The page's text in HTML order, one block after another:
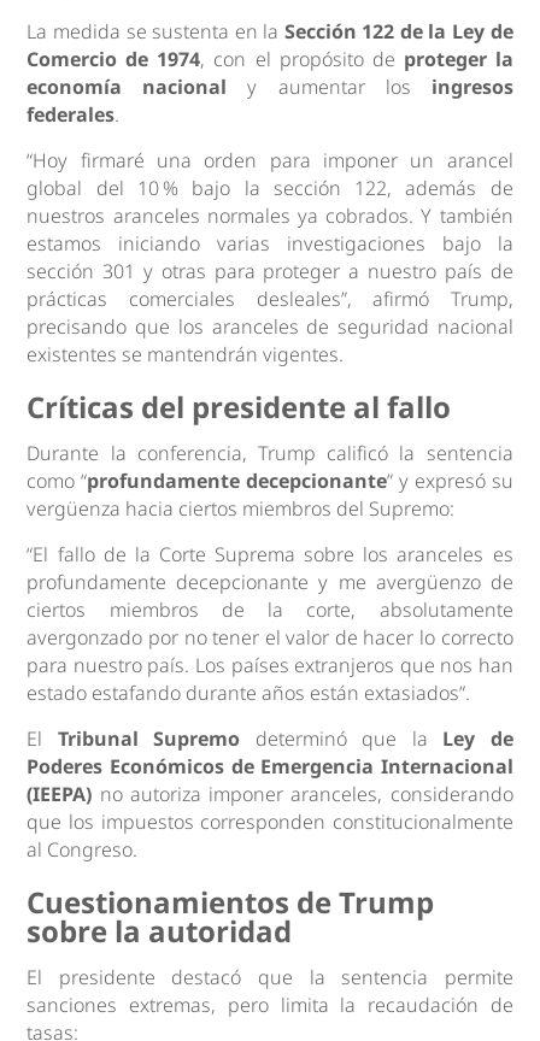
La medida se sustenta en la Sección 122 de la Ley de
Comercio de 1974, con el propósito de proteger la
economía nacional y aumentar los ingresos
federales.
“Hoy firmaré una orden para imponer un arancel
global del 10 % bajo la sección 122, además de
nuestros aranceles normales ya cobrados. Y también
estamos iniciando varias investigaciones bajo la
sección 301 y otras para proteger a nuestro país de
prácticas comerciales desleales”, afirmó Trump,
precisando que los aranceles de seguridad nacional
existentes se mantendrán vigentes.
Críticas del presidente al fallo
Durante la conferencia, Trump calificó la sentencia
como “profundamente decepcionante” y expresó su
vergüenza hacia ciertos miembros del Supremo:
“El fallo de la Corte Suprema sobre los aranceles es
profundamente decepcionante y me avergüenzo de
ciertos miembros de la corte, absolutamente
avergonzado por no tener el valor de hacer lo correcto
para nuestro país. Los países extranjeros que nos han
estado estafando durante años están extasiados”.
El Tribunal Supremo determinó que la Ley de
Poderes Económicos de Emergencia Internacional
(IEEPA) no autoriza imponer aranceles, considerando
que los impuestos corresponden constitucionalmente
al Congreso.
Cuestionamientos de Trump
sobre la autoridad
El presidente destacó que la sentencia permite
sanciones extremas, pero limita la recaudación de
tasas: